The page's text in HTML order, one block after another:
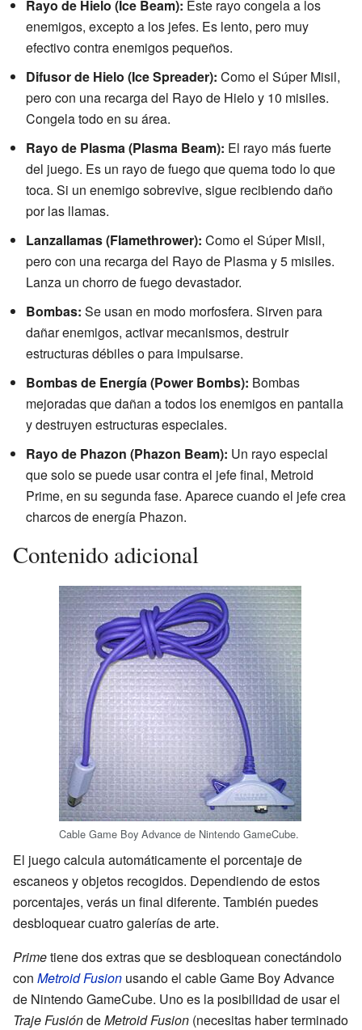
Rayo de Hielo (Ice Beam): Este rayo congela a los
enemigos, excepto a los jefes. Es lento, pero muy
efectivo contra enemigos pequeños.
Difusor de Hielo (Ice Spreader): Como el Súper Misil,
pero con una recarga del Rayo de Hielo y 10 misiles.
Congela todo en su área.
Rayo de Plasma (Plasma Beam): El rayo más fuerte
del juego. Es un rayo de fuego que quema todo lo que
toca. Si un enemigo sobrevive, sigue recibiendo daño
por las llamas.
Lanzallamas (Flamethrower): Como el Súper Misil,
pero con una recarga del Rayo de Plasma y 5 misiles.
Lanza un chorro de fuego devastador.
Bombas: Se usan en modo morfosfera. Sirven para
dañar enemigos, activar mecanismos, destruir
estructuras débiles o para impulsarse.
Bombas de Energía (Power Bombs): Bombas
mejoradas que dañan a todos los enemigos en pantalla
y destruyen estructuras especiales.
Rayo de Phazon (Phazon Beam): Un rayo especial
que solo se puede usar contra el jefe final, Metroid
Prime, en su segunda fase. Aparece cuando el jefe crea
charcos de energía Phazon.
Contenido adicional
Cable Game Boy Advance de Nintendo GameCube.
El juego calcula automáticamente el porcentaje de
escaneos y objetos recogidos. Dependiendo de estos
porcentajes, verás un final diferente. También puedes
desbloquear cuatro galerías de arte.
Primetiene dos extras que se desbloquean conectándolo
con Metroid Fusion usando el cable Game Boy Advance
de Nintendo GameCube. Uno es la posibilidad de usar el
Traje FusióndeMetroid Fusion (necesitas haber terminado